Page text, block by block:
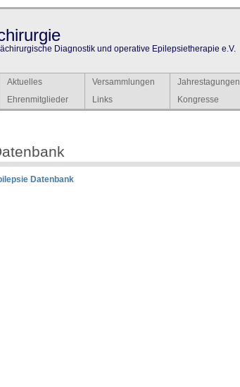
Diagnostik und operative Epilepsietherapie e.V.
Aktuelles Versammlungen Jahrestagungen
Ehrenmitglieder Links Kongresse
Datenbank